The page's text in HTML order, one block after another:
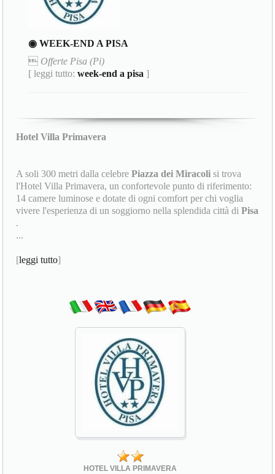
◉ WEEK-END A PISA
 Offerte Pisa (Pi)
[ leggi tutto:week-end a pisa ]
Hotel Villa Primavera
A soli 300 metri dalla celebrePiazza dei Miracoli si trova
l'Hotel Villa Primavera, un confortevole punto di riferimento:
14 camere luminose e dotate di ogni comfort per chi voglia
vivere l'esperienza di un soggiorno nella splendida città diPisa
.
...
[leggi tutto]
HOTEL VILLA PRIMAVERA